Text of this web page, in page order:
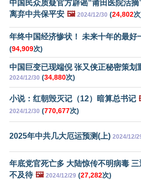
中国民众质疑官方辟谣“莆田医院活摘
离弃中共保平安 🖼️ 2024/12/30 (24,802
年终中国经济惨状！ 未来十年的最好
(94,909次)
中国巨变已现端倪 张又侠正秘密策划
2024/12/30 (34,880次)
小说：红朝毁灭记（12）暗算总书记
2024/12/30 (770,677次)
2025年中共几大厄运预测(上) 2024/12/
年底党官死亡多 大陆惊传不明病毒 三
不及待 🖼️ 2024/12/29 (27,282次)